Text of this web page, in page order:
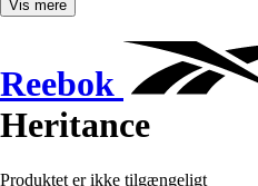
Vis mere
Reebok
Heritance
Produktet er ikke tilgængeligt